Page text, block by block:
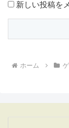
新しい投稿を
ホーム